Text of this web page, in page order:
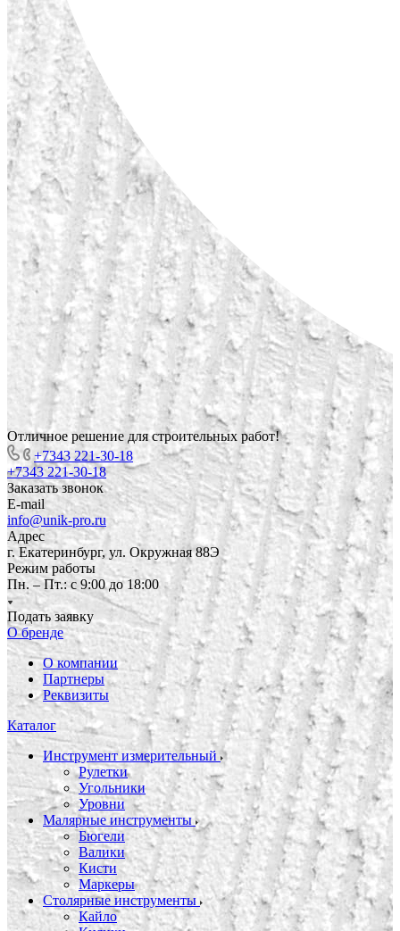
Отличное решение для строительных работ!
+7343 221-30-18
+7343 221-30-18
Заказать звонок
E-mail
info@unik-pro.ru
Адрес
г. Екатеринбург, ул. Окружная 88Э
Режим работы
Пн. – Пт.: с 9:00 до 18:00
Подать заявку
О бренде
О компании
Партнеры
Реквизиты
Каталог
Инструмент измерительный
Рулетки
Угольники
Уровни
Малярные инструменты
Бюгели
Валики
Кисти
Маркеры
Столярные инструменты
Кайло